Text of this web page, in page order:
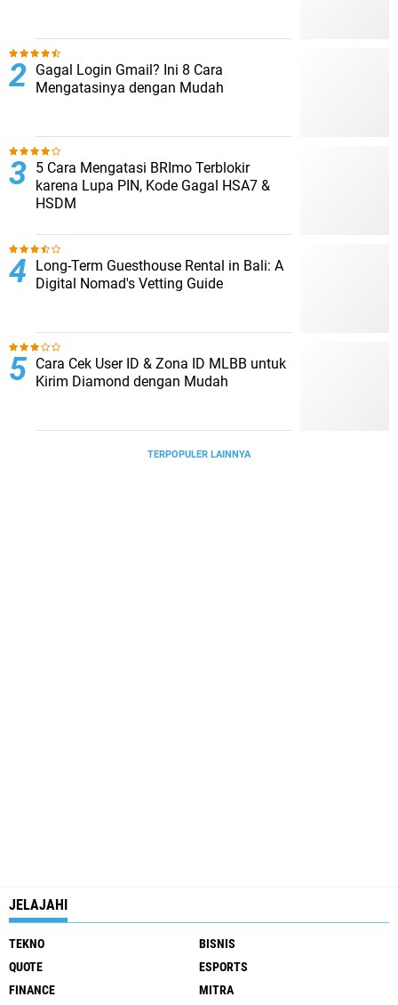
Gagal Login Gmail? Ini 8 Cara
Mengatasinya dengan Mudah
5 Cara Mengatasi BRImo Terblokir
karena Lupa PIN, Kode Gagal HSA7 &
HSDM
Long-Term Guesthouse Rental in Bali: A
Digital Nomad's Vetting Guide
Cara Cek User ID & Zona ID MLBB untuk
Kirim Diamond dengan Mudah
TERPOPULER LAINNYA
JELAJAHI
TEKNO
BISNIS
QUOTE
ESPORTS
FINANCE
MITRA